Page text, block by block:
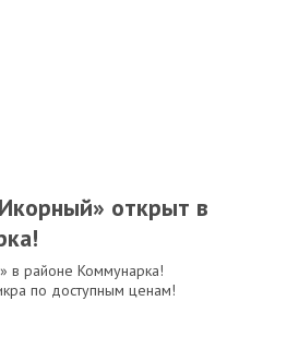
открыт в
в районе Коммунарка!
по доступным ценам!